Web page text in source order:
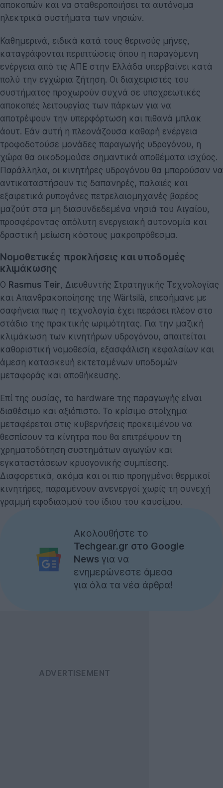
αποκοπών και να σταθεροποιήσει τα αυτόνομα
ηλεκτρικά συστήματα των νησιών.
Καθημερινά, ειδικά κατά τους θερινούς μήνες,
καταγράφονται περιπτώσεις όπου η παραγόμενη
ενέργεια από τις ΑΠΕ στην Ελλάδα υπερβαίνει κατά
πολύ την εγχώρια ζήτηση. Οι διαχειριστές του
συστήματος προχωρούν συχνά σε υποχρεωτικές
αποκοπές λειτουργίας των πάρκων για να
αποτρέψουν την υπερφόρτωση και πιθανά μπλακ
άουτ. Εάν αυτή η πλεονάζουσα καθαρή ενέργεια
τροφοδοτούσε μονάδες παραγωγής υδρογόνου, η
χώρα θα οικοδομούσε σημαντικά αποθέματα ισχύος.
Παράλληλα, οι κινητήρες υδρογόνου θα μπορούσαν να
αντικαταστήσουν τις δαπανηρές, παλαιές και
εξαιρετικά ρυπογόνες πετρελαιομηχανές βαρέος
μαζούτ στα μη διασυνδεδεμένα νησιά του Αιγαίου,
προσφέροντας απόλυτη ενεργειακή αυτονομία και
δραστική μείωση κόστους μακροπρόθεσμα.
Νομοθετικές προκλήσεις και υποδομές
κλιμάκωσης
Ο Rasmus Teir, Διευθυντής Στρατηγικής Τεχνολογίας
και Απανθρακοποίησης της Wärtsilä, επεσήμανε με
σαφήνεια πως η τεχνολογία έχει περάσει πλέον στο
στάδιο της πρακτικής ωριμότητας. Για την μαζική
κλιμάκωση των κινητήρων υδρογόνου, απαιτείται
καθοριστική νομοθεσία, εξασφάλιση κεφαλαίων και
άμεση κατασκευή εκτεταμένων υποδομών
μεταφοράς και αποθήκευσης.
Επί της ουσίας, το hardware της παραγωγής είναι
διαθέσιμο και αξιόπιστο. Το κρίσιμο στοίχημα
μεταφέρεται στις κυβερνήσεις προκειμένου να
θεσπίσουν τα κίνητρα που θα επιτρέψουν τη
χρηματοδότηση συστημάτων αγωγών και
εγκαταστάσεων κρυογονικής συμπίεσης.
Διαφορετικά, ακόμα και οι πιο προηγμένοι θερμικοί
κινητήρες, παραμένουν ανενεργοί χωρίς τη συνεχή
γραμμή εφοδιασμού του ίδιου του καυσίμου.
Ακολουθήστε το
Techgear.gr στο Google
News για να
ενημερώνεστε άμεσα
για όλα τα νέα άρθρα!